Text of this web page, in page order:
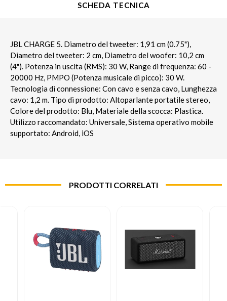
SCHEDA TECNICA
JBL CHARGE 5. Diametro del tweeter: 1,91 cm (0.75"),
Diametro del tweeter: 2 cm, Diametro del woofer: 10,2 cm
(4"). Potenza in uscita (RMS): 30 W, Range di frequenza: 60 -
20000 Hz, PMPO (Potenza musicale di picco): 30 W.
Tecnologia di connessione: Con cavo e senza cavo, Lunghezza
cavo: 1,2 m. Tipo di prodotto: Altoparlante portatile stereo,
Colore del prodotto: Blu, Materiale della scocca: Plastica.
Utilizzo raccomandato: Universale, Sistema operativo mobile
supportato: Android, iOS
PRODOTTI CORRELATI